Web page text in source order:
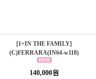
[1+IN THE FAMILY]
(C)FERRARA(IN64-w118)
140,000원